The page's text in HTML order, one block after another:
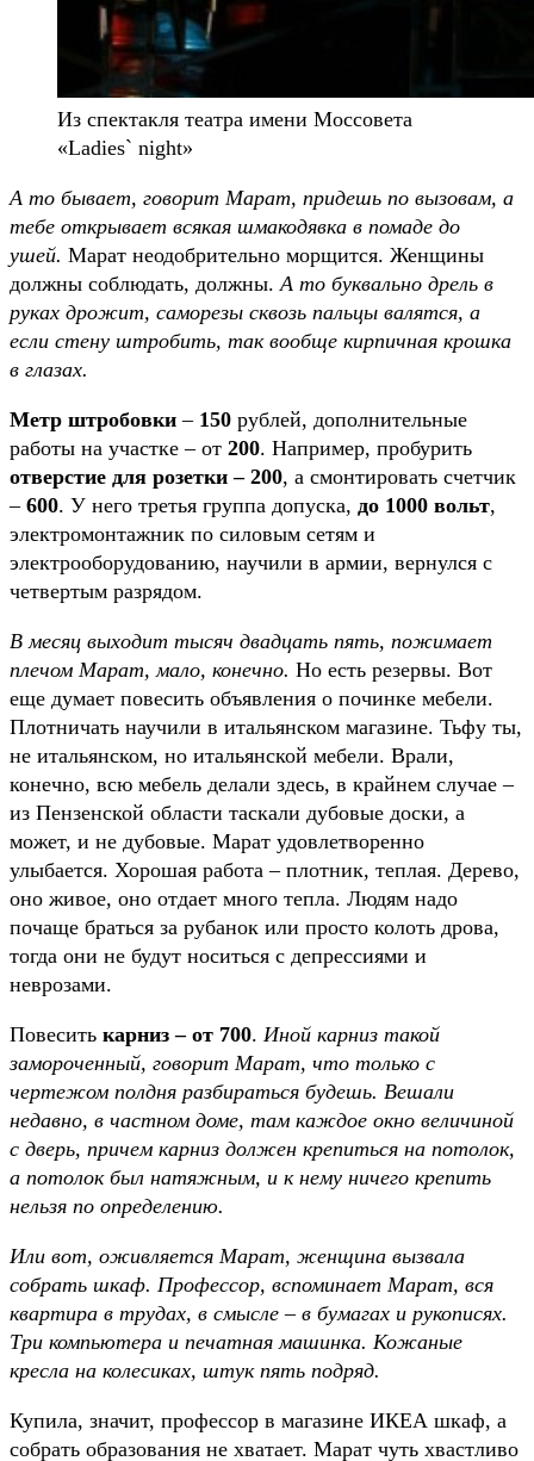
Из спектакля театра имени Моссовета
«Ladies` night»
А то бывает, говорит Марат, придешь по вызовам, а
тебе открывает всякая шмакодявка в помаде до
ушей. Марат неодобрительно морщится. Женщины
должны соблюдать, должны. А то буквально дрель в
руках дрожит, саморезы сквозь пальцы валятся, а
если стену штробить, так вообще кирпичная крошка
в глазах.
Метр штробовки – 150 рублей, дополнительные
работы на участке – от 200. Например, пробурить
отверстие для розетки – 200, а смонтировать счетчик
– 600. У него третья группа допуска, до 1000 вольт,
электромонтажник по силовым сетям и
электрооборудованию, научили в армии, вернулся с
четвертым разрядом.
В месяц выходит тысяч двадцать пять, пожимает
плечом Марат, мало, конечно. Но есть резервы. Вот
еще думает повесить объявления о починке мебели.
Плотничать научили в итальянском магазине. Тьфу ты,
не итальянском, но итальянской мебели. Врали,
конечно, всю мебель делали здесь, в крайнем случае –
из Пензенской области таскали дубовые доски, а
может, и не дубовые. Марат удовлетворенно
улыбается. Хорошая работа – плотник, теплая. Дерево,
оно живое, оно отдает много тепла. Людям надо
почаще браться за рубанок или просто колоть дрова,
тогда они не будут носиться с депрессиями и
неврозами.
Повесить карниз – от 700. Иной карниз такой
замороченный, говорит Марат, что только с
чертежом полдня разбираться будешь. Вешали
недавно, в частном доме, там каждое окно величиной
с дверь, причем карниз должен крепиться на потолок,
а потолок был натяжным, и к нему ничего крепить
нельзя по определению.
Или вот, оживляется Марат, женщина вызвала
собрать шкаф. Профессор, вспоминает Марат, вся
квартира в трудах, в смысле – в бумагах и рукописях.
Три компьютера и печатная машинка. Кожаные
кресла на колесиках, штук пять подряд.
Купила, значит, профессор в магазине ИКЕА шкаф, а
собрать образования не хватает. Марат чуть хвастливо